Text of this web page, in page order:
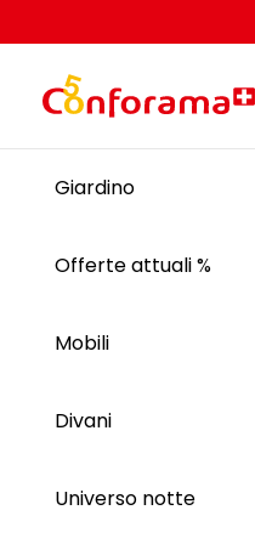
Giardino
Offerte attuali %
Mobili
Divani
Universo notte